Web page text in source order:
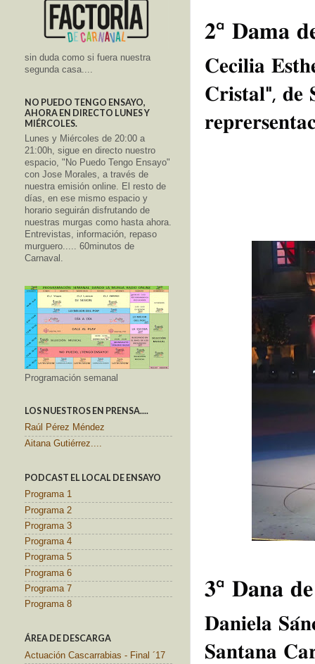
𝟐ª 𝐃𝐚𝐦𝐚
𝐂𝐞𝐜𝐢𝐥𝐢𝐚
𝐂𝐫𝐢𝐬𝐭𝐚𝐥",
𝟑ª 𝐃𝐚𝐧𝐚
𝐃𝐚𝐧𝐢𝐞𝐥𝐚
𝐒𝐚𝐧𝐭𝐚𝐧𝐚
sin duda como si fuera nuestra
segunda casa....
NO PUEDO TENGO ENSAYO,
AHORA EN DIRECTO LUNES Y
MIÉRCOLES.
Lunes y Miércoles de 20:00 a
21:00h, sigue en directo nuestro
espacio, "No Puedo Tengo Ensayo"
con Jose Morales, a través de
nuestra emisión online. El resto de
días, en ese mismo espacio y
horario seguirán disfrutando de
nuestras murgas como hasta ahora.
Entrevistas, información, repaso
murguero..... 60minutos de
Carnaval.
Programación semanal
LOS NUESTROS EN PRENSA....
Raúl Pérez Méndez
Aitana Gutiérrez....
PODCAST EL LOCAL DE ENSAYO
Programa 1
Programa 2
Programa 3
Programa 4
Programa 5
Programa 6
Programa 7
Programa 8
ÁREA DE DESCARGA
Actuación Cascarrabias - Final ´17